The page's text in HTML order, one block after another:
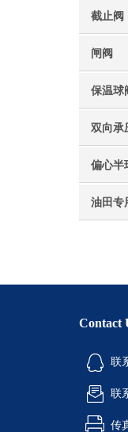
截止阀
闸阀
保温球
双向承
偏心半
油田专
Contact
联
联
传